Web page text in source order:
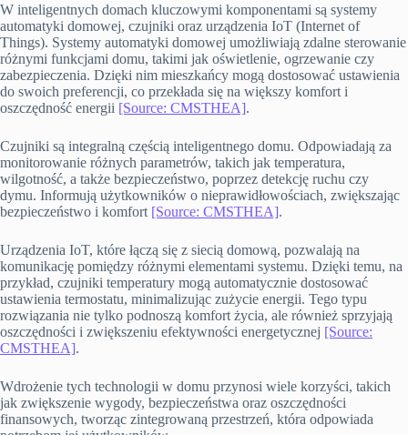
W inteligentnych domach kluczowymi komponentami są systemy
automatyki domowej, czujniki oraz urządzenia IoT (Internet of
Things). Systemy automatyki domowej umożliwiają zdalne sterowanie
różnymi funkcjami domu, takimi jak oświetlenie, ogrzewanie czy
zabezpieczenia. Dzięki nim mieszkańcy mogą dostosować ustawienia
do swoich preferencji, co przekłada się na większy komfort i
oszczędność energii [Source: CMSTHEA].
Czujniki są integralną częścią inteligentnego domu. Odpowiadają za
monitorowanie różnych parametrów, takich jak temperatura,
wilgotność, a także bezpieczeństwo, poprzez detekcję ruchu czy
dymu. Informują użytkowników o nieprawidłowościach, zwiększając
bezpieczeństwo i komfort [Source: CMSTHEA].
Urządzenia IoT, które łączą się z siecią domową, pozwalają na
komunikację pomiędzy różnymi elementami systemu. Dzięki temu, na
przykład, czujniki temperatury mogą automatycznie dostosować
ustawienia termostatu, minimalizując zużycie energii. Tego typu
rozwiązania nie tylko podnoszą komfort życia, ale również sprzyjają
oszczędności i zwiększeniu efektywności energetycznej [Source:
CMSTHEA].
Wdrożenie tych technologii w domu przynosi wiele korzyści, takich
jak zwiększenie wygody, bezpieczeństwa oraz oszczędności
finansowych, tworząc zintegrowaną przestrzeń, która odpowiada